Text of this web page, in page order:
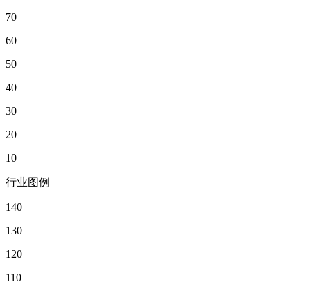
70
60
50
40
30
20
10
行业图例
140
130
120
110